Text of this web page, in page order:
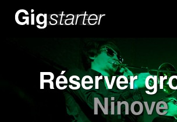
Réserver
Ninove